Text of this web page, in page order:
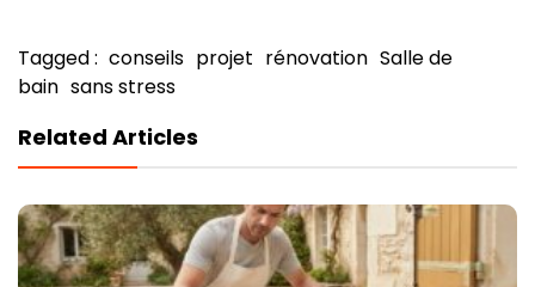
Tagged : conseils projet rénovation Salle de
bain sans stress
Related Articles